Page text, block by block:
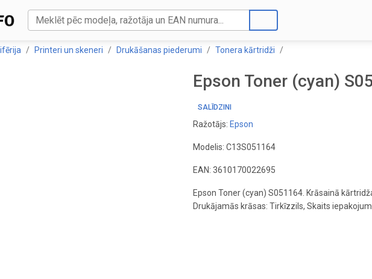
Printeri un skeneri Drukāšanas piederumi Tonera kārtridži
Epson Toner (cyan)
SALĪDZINI
Ražotājs: Epson
Modelis: C13S051164
EAN: 3610170022695
Epson Toner (cyan) S051164. Krāsainā
Drukājamās krāsas: Tirkīzzils, Skaits